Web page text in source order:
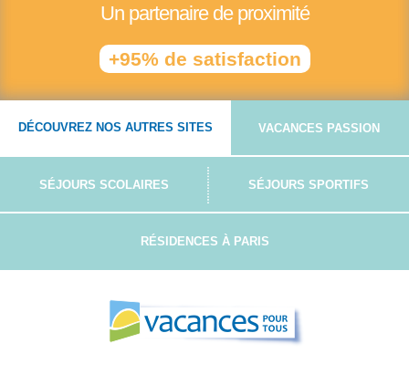
Un partenaire de proximité
+95% de satisfaction
DÉCOUVREZ NOS AUTRES SITES VACANCES PASSION
SÉJOURS SCOLAIRES SÉJOURS SPORTIFS
RÉSIDENCES À PARIS